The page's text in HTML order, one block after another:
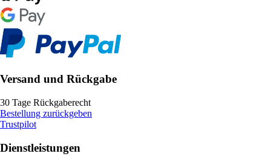
Versand und Rückgabe
30 Tage Rückgaberecht
Bestellung zurückgeben
Trustpilot
Dienstleistungen